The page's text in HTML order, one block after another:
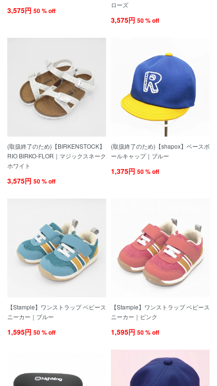
3,575円 50 % off
ローズ
3,575円 50 % off
(取扱終了のため)【BIRKENSTOCK】
RIO BIRKO-FLOR｜マジックスネーク
ホワイト
3,575円 50 % off
(取扱終了のため)【shapox】ベースボ
ールキャップ｜ブルー
1,375円 50 % off
【Stample】ワンストラップ ベビース
ニーカー｜ブルー
1,595円 50 % off
【Stample】ワンストラップ ベビース
ニーカー｜ピンク
1,595円 50 % off